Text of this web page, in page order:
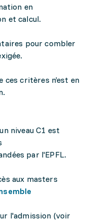
en
et calcul.
pour combler
ces critères n’est en
niveau C1 est
par l'EPFL.
aux masters
l'admission (voir